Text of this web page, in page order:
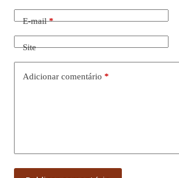
E-mail*
Site
Adicionar comentário *